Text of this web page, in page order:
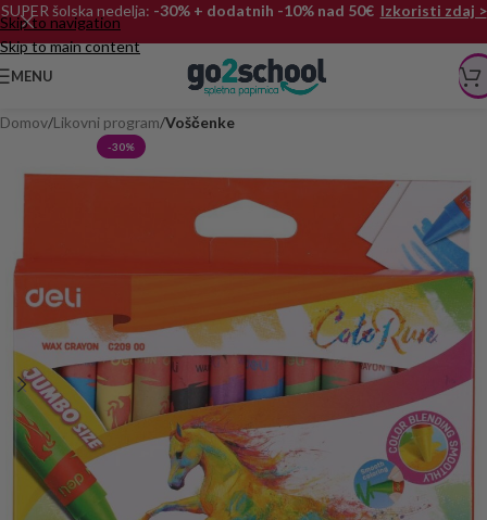
Skip to navigation
Skip to main content
SUPER šolska nedelja: -30% + dodatnih -10% nad 50€ Izkoristi zdaj >
MENU
Domov Likovni program Voščenke
-30%